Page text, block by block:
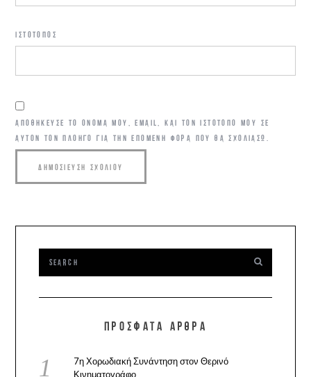
ΙΣΤΌΤΟΠΟΣ
ΑΠΟΘΉΚΕΥΣΕ ΤΟ ΌΝΟΜΆ ΜΟΥ, EMAIL, ΚΑΙ ΤΟΝ ΙΣΤΌΤΟΠΟ ΜΟΥ ΣΕ
ΑΥΤΌΝ ΤΟΝ ΠΛΟΗΓΌ ΓΙΑ ΤΗΝ ΕΠΌΜΕΝΗ ΦΟΡΆ ΠΟΥ ΘΑ ΣΧΟΛΙΆΣΩ.
ΠΡΌΣΦΑΤΑ ΆΡΘΡΑ
7η Χορωδιακή Συνάντηση στον Θερινό
Κινηματογράφο